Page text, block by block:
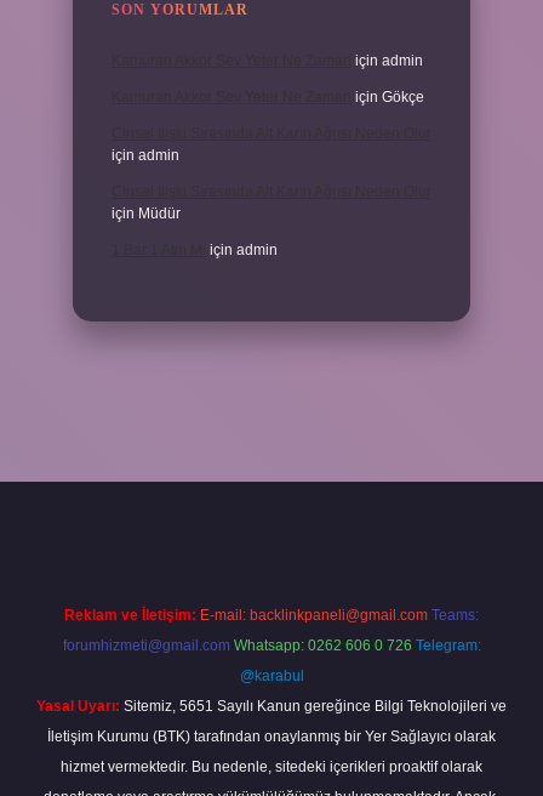
SON YORUMLAR
için admin
için Gökçe
için admin
için Müdür
için admin
Reklam ve İletişim: E-mail: backlinkpaneli@gmail.com Teams:
forumhizmeti@gmail.com Whatsapp: 0262 606 0 726 Telegram:
@karabul
Yasal Uyarı: Sitemiz, 5651 Sayılı Kanun gereğince Bilgi Teknolojileri ve
İletişim Kurumu (BTK) tarafından onaylanmış bir Yer Sağlayıcı olarak
hizmet vermektedir. Bu nedenle, sitedeki içerikleri proaktif olarak